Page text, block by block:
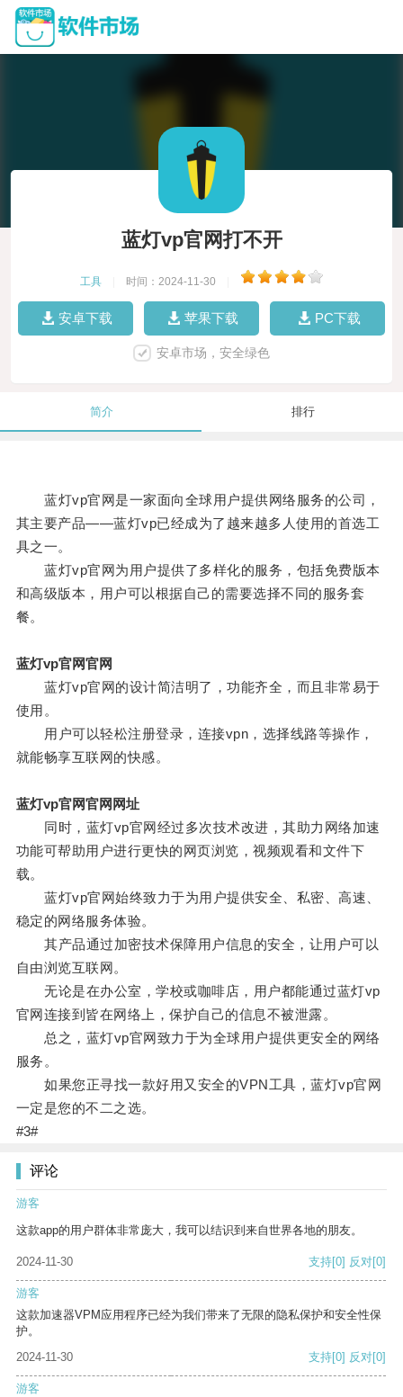
蓝灯vp官网打不开
工具 时间：2024-11-30
安卓下载 苹果下载 PC下载
安卓市场，安全绿色
简介 排行
蓝灯vp官网是一家面向全球用户提供网络服务的公司，
其主要产品——蓝灯vp已经成为了越来越多人使用的首选工
具之一。
蓝灯vp官网为用户提供了多样化的服务，包括免费版本
和高级版本，用户可以根据自己的需要选择不同的服务套
餐。
蓝灯vp官网官网
蓝灯vp官网的设计简洁明了，功能齐全，而且非常易于
使用。
用户可以轻松注册登录，连接vpn，选择线路等操作，
就能畅享互联网的快感。
蓝灯vp官网官网网址
同时，蓝灯vp官网经过多次技术改进，其助力网络加速
功能可帮助用户进行更快的网页浏览，视频观看和文件下
载。
蓝灯vp官网始终致力于为用户提供安全、私密、高速、
稳定的网络服务体验。
其产品通过加密技术保障用户信息的安全，让用户可以
自由浏览互联网。
无论是在办公室，学校或咖啡店，用户都能通过蓝灯vp
官网连接到皆在网络上，保护自己的信息不被泄露。
总之，蓝灯vp官网致力于为全球用户提供更安全的网络
服务。
如果您正寻找一款好用又安全的VPN工具，蓝灯vp官网
一定是您的不二之选。
#3#
评论
游客
这款app的用户群体非常庞大，我可以结识到来自世界各地的朋友。
2024-11-30 支持[0] 反对[0]
游客
这款加速器VPM应用程序已经为我们带来了无限的隐私保护和安全性保
护。
2024-11-30
支持[0] 反对[0]
游客